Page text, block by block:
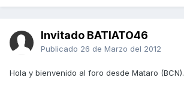
Invitado BATIATO46
Publicado 26 de Marzo del 2012
Hola y bienvenido al foro desde Mataro (BCN).